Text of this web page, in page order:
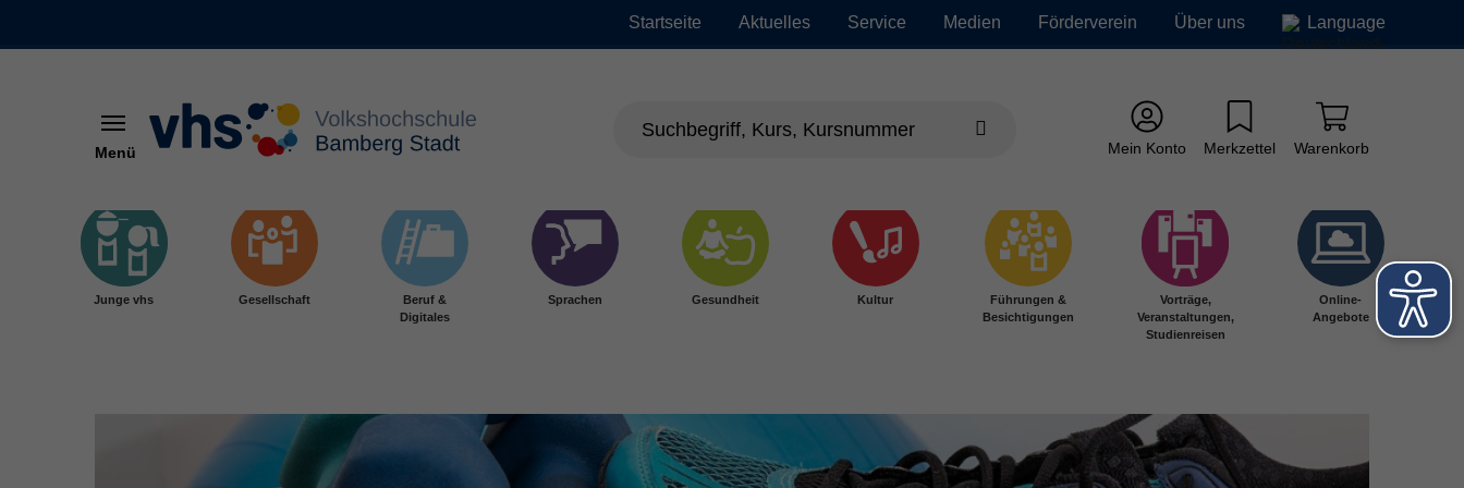
Startseite Aktuelles Service Medien Förderverein Über uns Language
Menü Mein Konto Merkzettel Warenkorb
Junge vhs Gesellschaft
Beruf &
Digitales
Sprachen Gesundheit Kultur
Führungen &
Besichtigungen
Vorträge,
Veranstaltungen,
Studienreisen
Online-
Angebote